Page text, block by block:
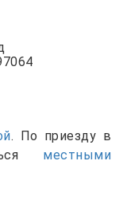
. По приезду в
местными